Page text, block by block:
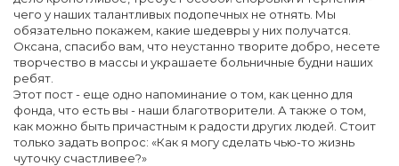
чего у наших талантливых подопечных не отнять. Мы
обязательно покажем, какие шедевры у них получатся.
Оксана, спасибо вам, что неустанно творите добро, несете
творчество в массы и украшаете больничные будни наших
ребят.
Этот пост - еще одно напоминание о том, как ценно для
фонда, что есть вы - наши благотворители. А также о том,
как можно быть причастным к радости других людей. Стоит
только задать вопрос: «Как я могу сделать чью-то жизнь
чуточку счастливее?»